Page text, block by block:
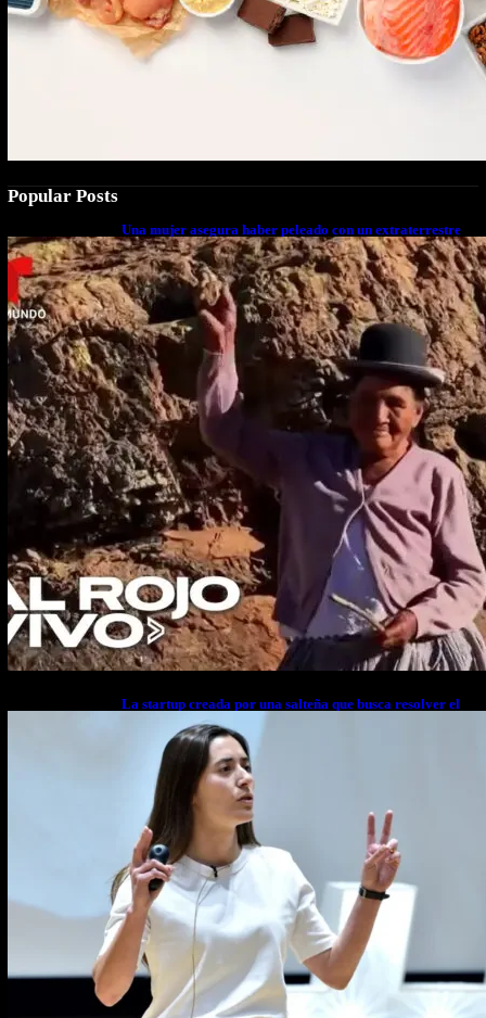
Popular Posts
Una mujer asegura haber peleado con un extraterrestre
cuerpo a cuerpo
La startup creada por una salteña que busca resolver el
estrés financiero en Latinoamérica